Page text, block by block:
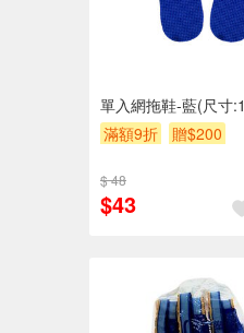
單入網拖鞋-藍(尺寸
滿額9折
贈$200
$ 48
$43